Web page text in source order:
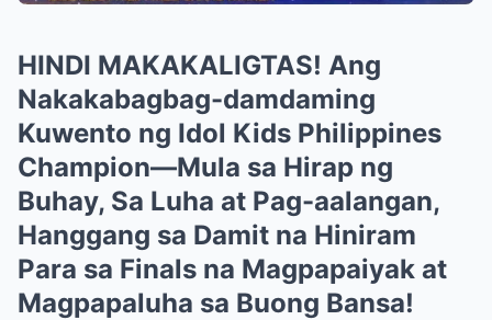
HINDI MAKAKALIGTAS! Ang
Nakakabagbag-damdaming
Kuwento ng Idol Kids Philippines
Champion—Mula sa Hirap ng
Buhay, Sa Luha at Pag-aalangan,
Hanggang sa Damit na Hiniram
Para sa Finals na Magpapaiyak at
Magpapaluha sa Buong Bansa!